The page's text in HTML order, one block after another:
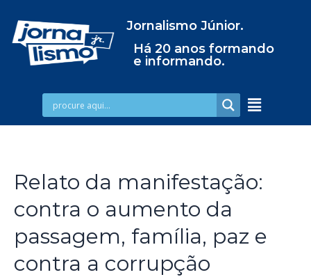
Jornalismo Júnior.
Há 20 anos formando
e informando.
Relato da manifestação:
contra o aumento da
passagem, família, paz e
contra a corrupção